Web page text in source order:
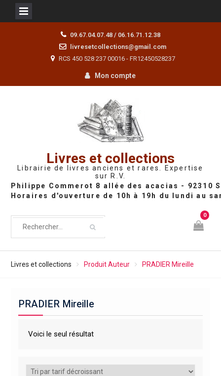
09.67.04.07.48 / 06.16.71.12.38
livresetcollections@gmail.com
RCS 450 528 237 00016 - FR12450528237
Mon compte
Livres et collections
Librairie de livres anciens et rares. Expertise
sur R.V.
0
Livres et collections Produit Auteur PRADIER Mireille
PRADIER Mireille
Voici le seul résultat